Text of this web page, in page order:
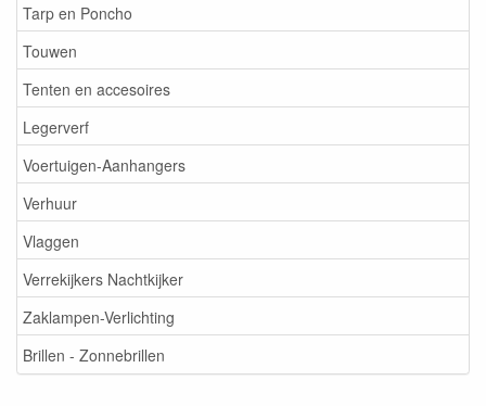
Tarp en Poncho
Touwen
Tenten en accesoires
Legerverf
Voertuigen-Aanhangers
Verhuur
Vlaggen
Verrekijkers Nachtkijker
Zaklampen-Verlichting
Brillen - Zonnebrillen